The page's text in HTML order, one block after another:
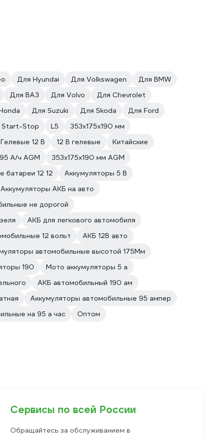
Для Hyundai Для Volkswagen
Для BMW
Для ВАЗ
Для Volvo
Для Chevrolet
Для Suzuki Для Skoda
Для Ford
Start-Stop
L5
353x175x190 мм
Гелевые 12 В
12 В гелевые
Китайские
95 А/ч AGM
353x175x190 мм AGM
батареи 12 12
Аккумуляторы 5 В
Аккумуляторы АКБ на авто
не дорогой
АКБ для легкового автомобиля
12 вольт
АКБ 12В авто
автомобильные высотой 175Мм
190
Мото аккумуляторы 5 а
АКБ автомобильный 190 ам
Аккумуляторы автомобильные 95 ампер
на 95 а час
Оптом
Сервисы по всей России
Обращайтесь за обслуживанием в